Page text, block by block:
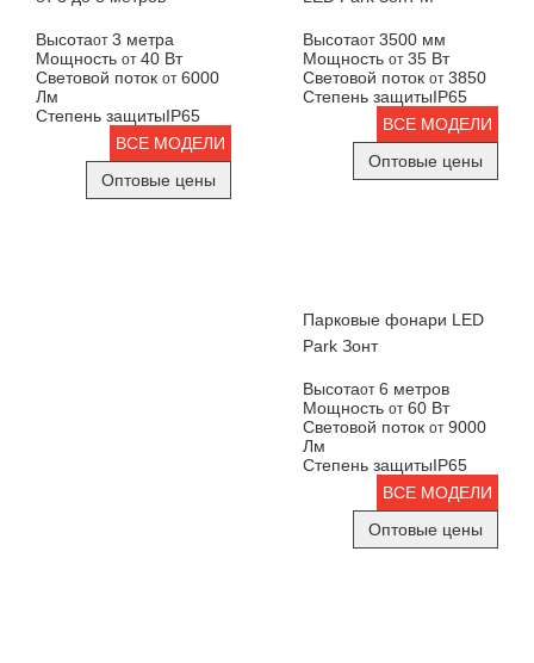
Высотаот 3 метра
Мощность от 40 Вт
Световой поток от 6000
Лм
Степень защитыIP65
ВСЕ МОДЕЛИ
Оптовые цены
Высотаот 3500 мм
Мощность от 35 Вт
Световой поток от 3850
Степень защитыIP65
ВСЕ МОДЕЛИ
Оптовые цены
Парковые фонари LED
Park Зонт
Высотаот 6 метров
Мощность от 60 Вт
Световой поток от 9000
Лм
Степень защитыIP65
ВСЕ МОДЕЛИ
Оптовые цены